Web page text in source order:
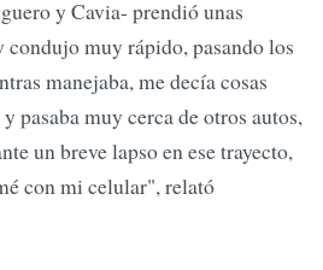
y Cavia- prendió unas
muy rápido, pasando los
manejaba, me decía cosas
pasaba muy cerca de otros autos,
un breve lapso en ese trayecto,
con mi celular", relató